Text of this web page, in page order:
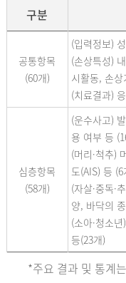
구분
공통항목
(60개)
(입력정보)
(손상특성)
시활동, 손상
(치료결과)
심층항목
(58개)
(운수사고)
용 여부 등
(머리·척추)
도(AIS) 등 (6
(자살·중독·
양, 바닥의
(소아·청소
등(23개)
*주요 결과 및 통계